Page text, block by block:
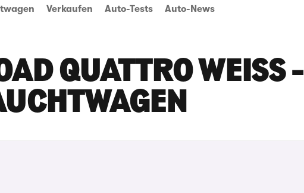
Verkaufen Auto-Tests Auto-News
QUATTRO WEISS - N